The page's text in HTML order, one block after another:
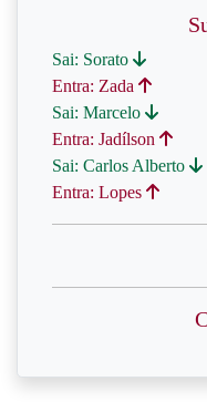
Sai: Sorato
Entra: Zada
Sai: Marcelo
Entra: Jadílson
Sai: Carlos Alberto
Entra: Lopes